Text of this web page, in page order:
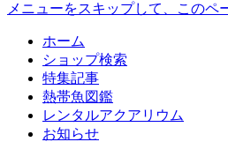
メニューをスキップして、このペ
ホーム
ショップ検索
特集記事
熱帯魚図鑑
レンタルアクアリウム
お知らせ